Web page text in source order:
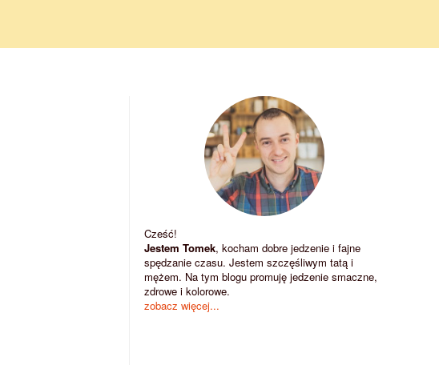
Cześć!
Jestem Tomek, kocham dobre jedzenie i fajne
spędzanie czasu. Jestem szczęśliwym tatą i
mężem. Na tym blogu promuję jedzenie smaczne,
zdrowe i kolorowe.
zobacz więcej...